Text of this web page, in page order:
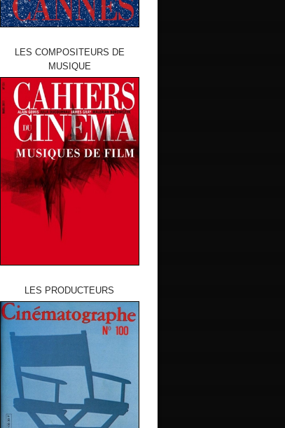
LES COMPOSITEURS DE
MUSIQUE
LES PRODUCTEURS